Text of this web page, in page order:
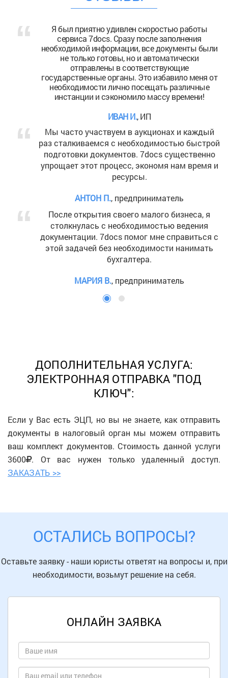
Я был приятно удивлен скоростью работы
сервиса 7docs. Сразу после заполнения
необходимой информации, все документы были
не только готовы, но и автоматически
отправлены в соответствующие
государственные органы. Это избавило меня от
необходимости лично посещать различные
инстанции и сэкономило массу времени!
ИВАН И., ИП
Мы часто участвуем в аукционах и каждый
раз сталкиваемся с необходимостью быстрой
подготовки документов. 7docs существенно
упрощает этот процесс, экономя нам время и
ресурсы.
АНТОН П., предприниматель
После открытия своего малого бизнеса, я
столкнулась с необходимостью ведения
документации. 7docs помог мне справиться с
этой задачей без необходимости нанимать
бухгалтера.
МАРИЯ В., предприниматель
ДОПОЛНИТЕЛЬНАЯ УСЛУГА:
ЭЛЕКТРОННАЯ ОТПРАВКА "ПОД
КЛЮЧ":
Если у Вас есть ЭЦП, но вы не знаете, как отправить
документы в налоговый орган мы можем отправить
ваш комплект документов. Стоимость данной услуги
3600 . От вас нужен только удаленный доступ.
ЗАКАЗАТЬ >>
ОСТАЛИСЬ ВОПРОСЫ?
Оставьте заявку - наши юристы ответят на вопросы и, при
необходимости, возьмут решение на себя.
ОНЛАЙН ЗАЯВКА